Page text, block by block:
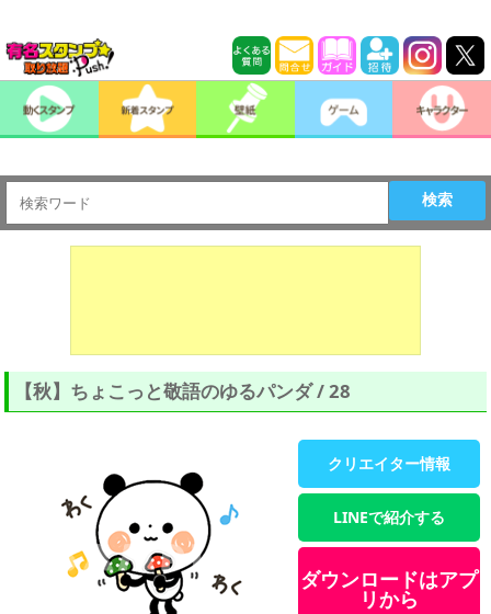
検索
【秋】ちょこっと敬語のゆるパンダ / 28
クリエイター情報
LINEで紹介する
ダウンロードはアプ
リから